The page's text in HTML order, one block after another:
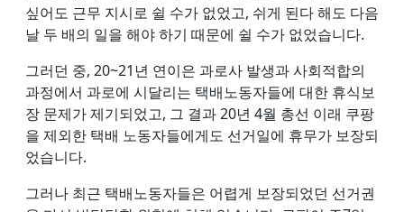
싶어도 근무 지시로 쉴 수가 없었고, 쉬게 된다 해도 다음
날 두 배의 일을 해야 하기 때문에 쉴 수가 없었습니다.
그러던 중, 20~21년 연이은 과로사 발생과 사회적합의
과정에서 과로에 시달리는 택배노동자들에 대한 휴식보
장 문제가 제기되었고, 그 결과 20년 4월 총선 이래 쿠팡
을 제외한 택배 노동자들에게도 선거일에 휴무가 보장되
었습니다.
그러나 최근 택배노동자들은 어렵게 보장되었던 선거권